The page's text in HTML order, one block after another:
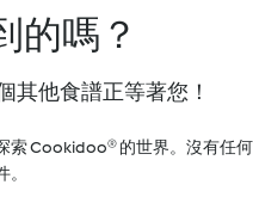
的嗎？
其他食譜正等著您！
索 Cookidoo® 的世界。沒有任何